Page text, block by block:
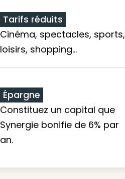
Tarifs réduits
Cinéma, spectacles, sports,
loisirs, shopping...
Épargne
Constituez un capital que
Synergie bonifie de 6% par
an.